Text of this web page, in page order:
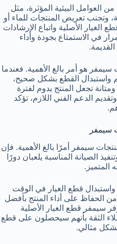
العوامل البيئية المؤثرة، مثل
وتجنب تعريض المنتجات للماء أو
الغيار الأصلية واتباع الإرشادات
في الاستمتاع بجودة وأداء
هو أمر بالغ الأهمية. فعندما
واستبدال القطع بشكل صحيح،
تجعل المنتج يدوم لفترة
الدعم الفني اللازم، تؤكد
سيمفر
سيمفر أمرًا بالغ الأهمية. فإن
الصيانة المناسبة يلعبان دورًا
المتميز.
واستبدال قطع الغيار في الوقت
من الحفاظ على أداء المنتج بأفضل
سيمفر قطع الغيار الأصلية
الثقة بأنهم سيحصلون على قطع
مثالي.